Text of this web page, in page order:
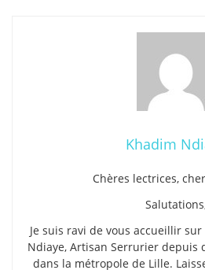
Khadim
Chères lectrices,
Je suis ravi de vous accueillir
Ndiaye, Artisan Serrurier depuis
dans la métropole de Lille.